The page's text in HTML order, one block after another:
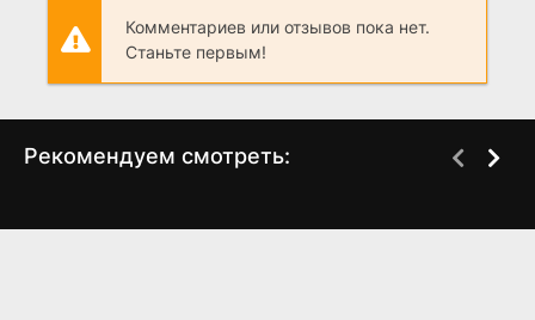
Комментариев или отзывов пока нет.
Станьте первым!
Рекомендуем смотреть: